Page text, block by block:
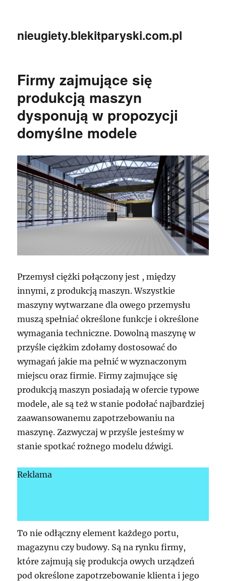
nieugiety.blekitparyski.com.pl
Firmy zajmujące się
produkcją maszyn
dysponują w propozycji
domyślne modele
Przemysł ciężki połączony jest , między
innymi, z produkcją maszyn. Wszystkie
maszyny wytwarzane dla owego przemysłu
muszą spełniać określone funkcje i określone
wymagania techniczne. Dowolną maszynę w
przyśle ciężkim zdołamy dostosować do
wymagań jakie ma pełnić w wyznaczonym
miejscu oraz firmie. Firmy zajmujące się
produkcją maszyn posiadają w ofercie typowe
modele, ale są też w stanie podołać najbardziej
zaawansowanemu zapotrzebowaniu na
maszynę. Zazwyczaj w przyśle jesteśmy w
stanie spotkać rożnego modelu dźwigi.
Reklama
To nie odłączny element każdego portu,
magazynu czy budowy. Są na rynku firmy,
które zajmują się produkcja owych urządzeń
pod określone zapotrzebowanie klienta i jego